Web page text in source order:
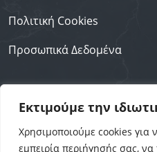
Εκτιμούμε την
Χρησιμοποιούμε cookies για
εμπειρία περιήγησής σας,
Πολιτική Cookies
Προσωπικά Δεδομένα
Επικοινωνία
+30 211 4031106